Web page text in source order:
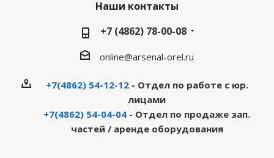
Наши контакты
+7 (4862) 78-00-08
online@arsenal-orel.ru
+7(4862) 54-12-12- Отдел по работе с юр.
лицами
+7(4862) 54-04-04 - Отдел по продаже зап.
частей / аренде оборудования